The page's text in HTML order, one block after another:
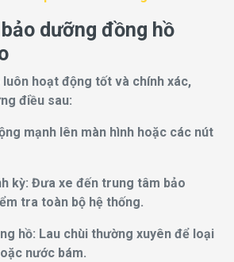
dưỡng đồng hồ
hoạt động tốt và chính xác,
điều sau:
mạnh lên màn hình hoặc các nút
kỳ: Đưa xe đến trung tâm bảo
tra toàn bộ hệ thống.
hồ: Lau chùi thường xuyên để loại
nước bám.